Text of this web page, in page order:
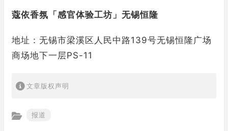
蔻依香氛「感官体验工坊」无锡恒隆
地址：无锡市梁溪区人民中路139号无锡恒隆广场
商场地下一层PS-11
文章版权声明
报道